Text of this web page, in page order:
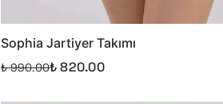
Sophia Jartiyer Takımı
₺ 990.00₺ 820.00